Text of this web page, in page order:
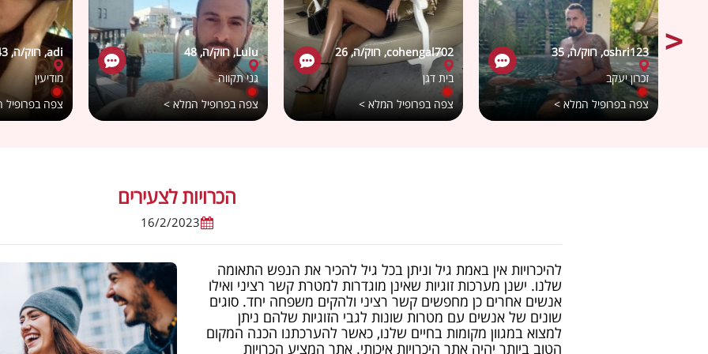
adi, רווק/ה, 43
מודיעין
צפה בפרופיל
Lulu, רווק/ה, 48
גני תקווה
צפה בפרופיל המלא >
cohengal702, רווק/ה, 26
בית דגן
צפה בפרופיל המלא >
oshri123, רווק/ה, 35
זכרון יעקב
צפה בפרופיל המלא >
הכרויות לצעירים
16/2/2023
להיכרויות אין באמת גיל וניתן בכל גיל להכיר את הנפש התאומה
שלנו. ישנן מערכות זוגיות שאינן מוגדרות למטרת קשר רציני ואילו
אנשים אחרים כן מחפשים קשר רציני ולהקים משפחה יחד. סוגים
שונים של אנשים עם מטרות שונות לגבי הזוגיות שלהם ניתן
למצוא במגוון מקומות בחיים שלנו, כאשר להערכתנו הכנה המקום
הטוב ביותר יהיה אתר היכרויות איכותי. אתר המציע הכרויות